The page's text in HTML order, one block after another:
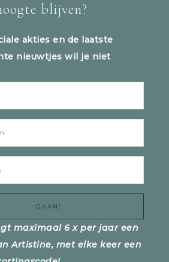
blijven?
akties en de laatste
nieuwtjes wil je niet
maximaal 6 x per jaar een
Artistine, met elke keer een